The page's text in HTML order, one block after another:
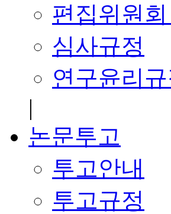
편집위원
심사규정
연구윤리규
|
논문투고
투고안내
투고규정